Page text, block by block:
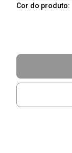
Cor do produto: